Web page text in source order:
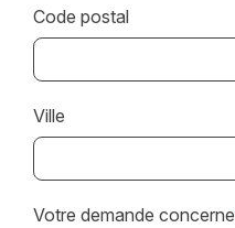
Code postal
Ville
Votre demande concerne